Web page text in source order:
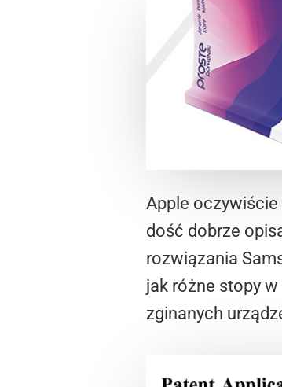
Apple
dość dobrze
rozwiązania
jak różne stopy
zginanych